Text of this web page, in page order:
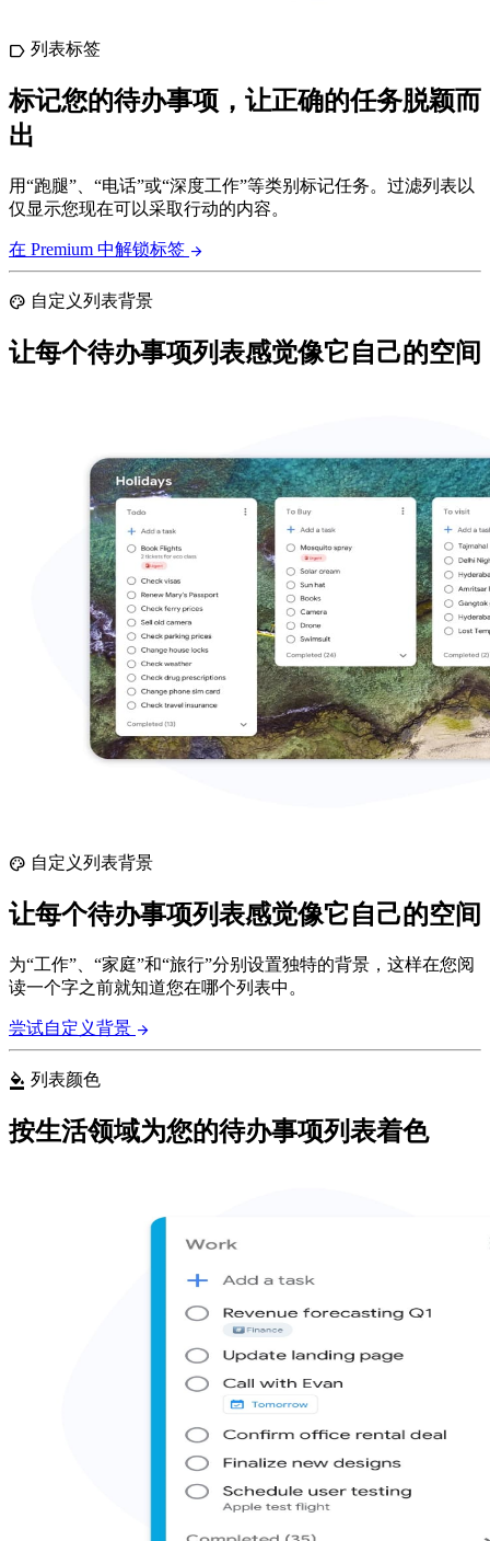
label 列表标签
标记您的待办事项，让正确的任务脱颖而
出
用“跑腿”、“电话”或“深度工作”等类别标记任务。过滤列表以
仅显示您现在可以采取行动的内容。
在 Premium 中解锁标签 arrow_forward
palette 自定义列表背景
让每个待办事项列表感觉像它自己的空间
palette 自定义列表背景
让每个待办事项列表感觉像它自己的空间
为“工作”、“家庭”和“旅行”分别设置独特的背景，这样在您阅
读一个字之前就知道您在哪个列表中。
尝试自定义背景 arrow_forward
format_color_fill 列表颜色
按生活领域为您的待办事项列表着色